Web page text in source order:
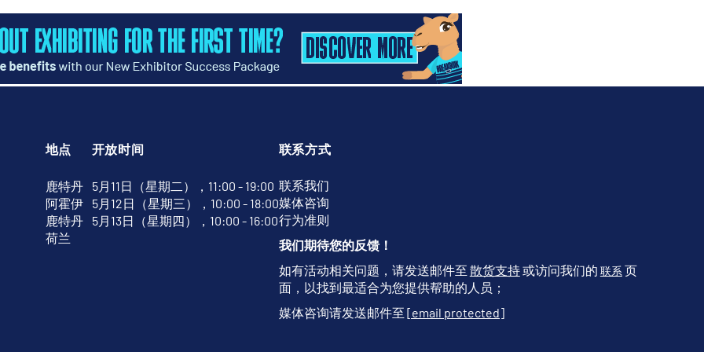
地点
鹿特丹
阿霍伊
鹿特丹
荷兰
开放时间
5月11日（星期二），11:00 - 19:00
5月12日（星期三），10:00 - 18:00
5月13日（星期四），10:00 - 16:00
联系方式
联系我们
媒体咨询
行为准则
我们期待您的反馈！
如有活动相关问题，请发送邮件至 散货支持或访问我们的 联系 页
面，以找到最适合为您提供帮助的人员；
媒体咨询请发送邮件至 [email protected]